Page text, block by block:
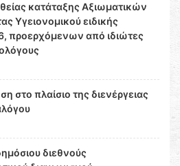
κατάταξης Αξιωματικών
Υγειονομικού ειδικής
προερχόμενων από ιδιώτες
στο πλαίσιο της διενέργειας
διεθνούς